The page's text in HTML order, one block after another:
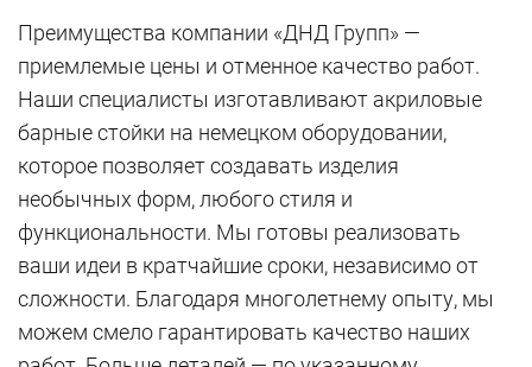
Преимущества компании «ДНД Групп» —
приемлемые цены и отменное качество работ.
Наши специалисты изготавливают акриловые
барные стойки на немецком оборудовании,
которое позволяет создавать изделия
необычных форм, любого стиля и
функциональности. Мы готовы реализовать
ваши идеи в кратчайшие сроки, независимо от
сложности. Благодаря многолетнему опыту, мы
можем смело гарантировать качество наших